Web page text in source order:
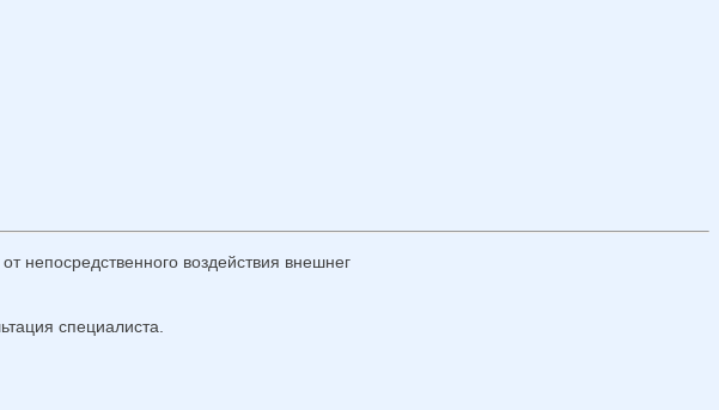
непосредственного воздействия внешнег
специалиста.